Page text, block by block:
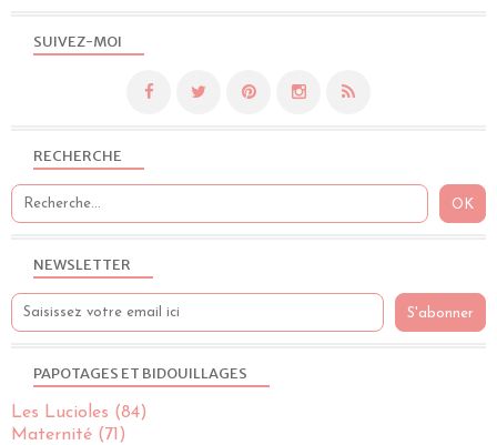
NEWSLETTER
SUIVEZ-MOI
RECHERCHE
PAPOTAGES ET BIDOUILLAGES
Les Lucioles (84)
Maternité (71)